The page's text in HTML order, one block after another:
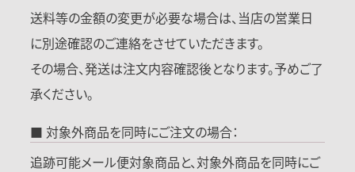
送料等の金額の変更が必要な場合は、当店の営業日
に別途確認のご連絡をさせていただきます。
その場合、発送は注文内容確認後となります。予めご了
承ください。
■ 対象外商品を同時にご注文の場合：
追跡可能メール便対象商品と、対象外商品を同時にご